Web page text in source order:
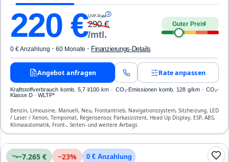
220 €UVP-Rate 3
290€
/mtl.
Guter Preis4
0 € Anzahlung · 60 Monate · Finanzierungs-Details
Angebot anfragen Rate anpassen
Kraftstoffverbrauch komb. 5,7 l/100 km · CO₂-Emissionen komb. 128 g/km · CO₂-
Klasse D · WLTP*
Benzin, Limousine, Manuell, Neu, Frontantrieb, Navigationssystem, Sitzheizung, LED
/ Laser / Xenon, Tempomat, Regensensor, Parkassistent, Head Up Display, ESP, ABS,
Klimaautomatik, Front-, Seiten- und weitere Airbags
−7.265 € −23% 0 € Anzahlung